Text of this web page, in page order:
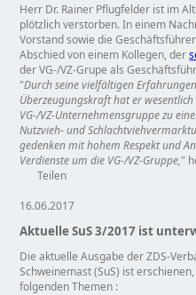
Herr Dr. Rainer Pflugfelder ist im
plötzlich verstorben. In einem
Vorstand sowie die
Abschied von einem Kollegen, der
der VG-/VZ-Grupe als
Durch seine vielfältigen
Überzeugungskraft hat er
VG-/VZ-Unternehmensgruppe zu
Nutzvieh- und
gedenken mit hohem Respekt und
Verdienste um die VG-/VZ-Gruppe,
Teilen
16.06.2017
Aktuelle SuS 3/2017 ist
Die aktuelle Ausgabe der ZDS-
Schweinemast (SuS) ist
folgenden Themen :